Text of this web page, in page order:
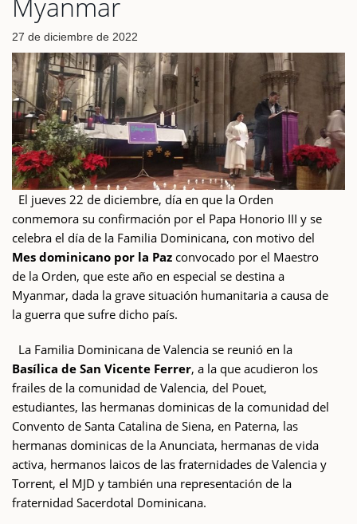
27 de diciembre de 2022
El jueves 22 de diciembre, día en que la Orden
conmemora su confirmación por el Papa Honorio III y se
celebra el día de la Familia Dominicana, con motivo del
Mes dominicano por la Paz convocado por el Maestro
de la Orden, que este año en especial se destina a
Myanmar, dada la grave situación humanitaria a causa de
la guerra que sufre dicho país.
La Familia Dominicana de Valencia se reunió en la
Basílica de San Vicente Ferrer, a la que acudieron los
frailes de la comunidad de Valencia, del Pouet,
estudiantes, las hermanas dominicas de la comunidad del
Convento de Santa Catalina de Siena, en Paterna, las
hermanas dominicas de la Anunciata, hermanas de vida
activa, hermanos laicos de las fraternidades de Valencia y
Torrent, el MJD y también una representación de la
fraternidad Sacerdotal Dominicana.